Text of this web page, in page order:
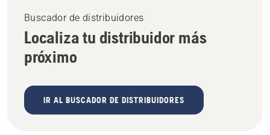
Buscador de distribuidores
Localiza tu distribuidor más
próximo
IR AL BUSCADOR DE DISTRIBUIDORES